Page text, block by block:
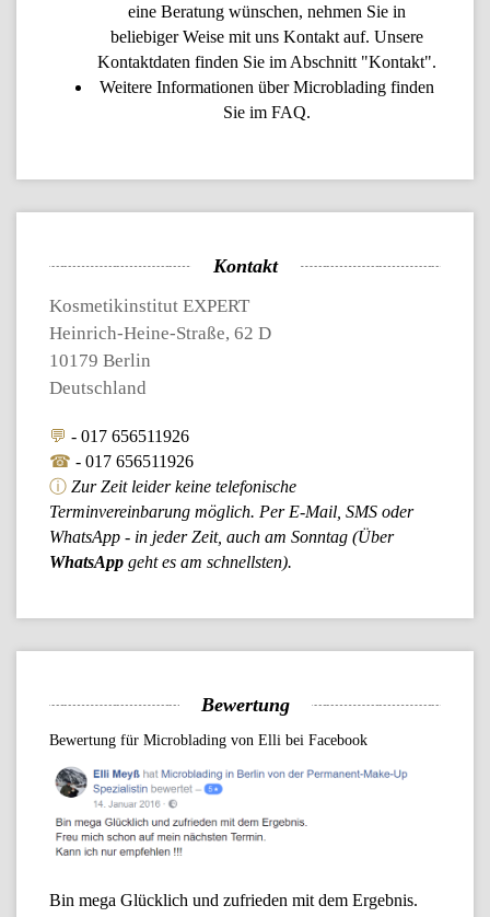
eine Beratung wünschen, nehmen Sie in
beliebiger Weise mit uns Kontakt auf. Unsere
Kontaktdaten finden Sie im Abschnitt "Kontakt".
Weitere Informationen überMicroblading finden
Sie im FAQ.
Kontakt
Kosmetikinstitut EXPERT
Heinrich-Heine-Straße, 62 D
10179 Berlin
Deutschland
💬 - 017 656511926
☎ - 017 656511926
ⓘ Zur Zeit leider keine telefonische
Terminvereinbarung möglich. Per E-Mail, SMS oder
WhatsApp - in jeder Zeit, auch am Sonntag (Über
WhatsApp geht es am schnellsten).
Bewertung
Bewertung für Microblading von Elli bei Facebook
Bin mega Glücklich und zufrieden mit dem Ergebnis.